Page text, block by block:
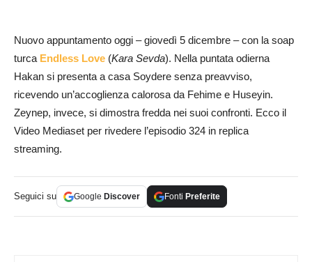
Nuovo appuntamento oggi – giovedì 5 dicembre – con la soap
turca Endless Love (Kara Sevda). Nella puntata odierna
Hakan si presenta a casa Soydere senza preavviso,
ricevendo un’accoglienza calorosa da Fehime e Huseyin.
Zeynep, invece, si dimostra fredda nei suoi confronti. Ecco il
Video Mediaset per rivedere l’episodio 324 in replica
streaming.
Seguici su Google Discover Fonti Preferite